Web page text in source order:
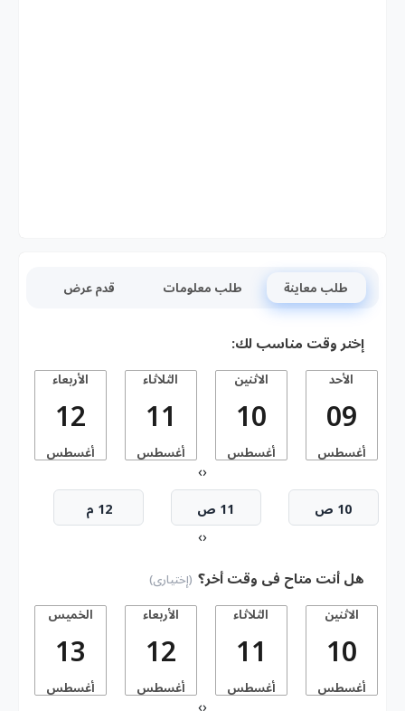
طلب معاينة طلب معلومات قدم عرض
إختر وقت مناسب لك:
الأحد
09
أغسطس
الاثنين
10
أغسطس
الثلاثاء
11
أغسطس
الأربعاء
12
أغسطس
‹
›
10 ص 11 ص 12 م
‹
›
هل أنت متاح فى وقت أخر؟ (إختيارى)
الاثنين
10
أغسطس
الثلاثاء
11
أغسطس
الأربعاء
12
أغسطس
الخميس
13
أغسطس
‹
›